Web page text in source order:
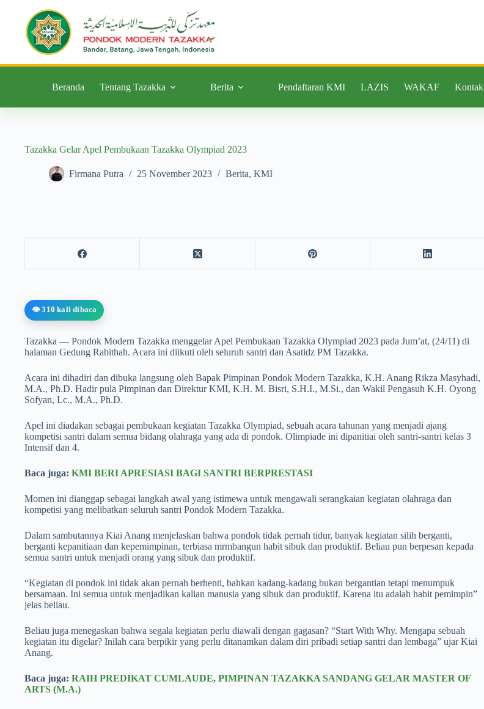
Beranda Tentang Tazakka Berita Pendaftaran KMI LAZIS WAKAF Kontak
Tazakka Gelar Apel Pembukaan Tazakka Olympiad 2023
Firmana Putra 25 November 2023 Berita, KMI
👁️ 310 kali dibaca
Tazakka — Pondok Modern Tazakka menggelar Apel Pembukaan Tazakka Olympiad 2023 pada Jum’at, (24/11) di
halaman Gedung Rabithah. Acara ini diikuti oleh seluruh santri dan Asatidz PM Tazakka.
Acara ini dihadiri dan dibuka langsung oleh Bapak Pimpinan Pondok Modern Tazakka, K.H. Anang Rikza Masyhadi,
M.A., Ph.D. Hadir pula Pimpinan dan Direktur KMI, K.H. M. Bisri, S.H.I., M.Si., dan Wakil Pengasuh K.H. Oyong
Sofyan, Lc., M.A., Ph.D.
Apel ini diadakan sebagai pembukaan kegiatan Tazakka Olympiad, sebuah acara tahunan yang menjadi ajang
kompetisi santri dalam semua bidang olahraga yang ada di pondok. Olimpiade ini dipanitiai oleh santri-santri kelas 3
Intensif dan 4.
Baca juga: KMI BERI APRESIASI BAGI SANTRI BERPRESTASI
Momen ini dianggap sebagai langkah awal yang istimewa untuk mengawali serangkaian kegiatan olahraga dan
kompetisi yang melibatkan seluruh santri Pondok Modern Tazakka.
Dalam sambutannya Kiai Anang menjelaskan bahwa pondok tidak pernah tidur, banyak kegiatan silih berganti,
berganti kepanitiaan dan kepemimpinan, terbiasa mrmbangun habit sibuk dan produktif. Beliau pun berpesan kepada
semua santri untuk menjadi orang yang sibuk dan produktif.
“Kegiatan di pondok ini tidak akan pernah berhenti, bahkan kadang-kadang bukan bergantian tetapi menumpuk
bersamaan. Ini semua untuk menjadikan kalian manusia yang sibuk dan produktif. Karena itu adalah habit pemimpin”
jelas beliau.
Beliau juga menegaskan bahwa segala kegiatan perlu diawali dengan gagasan? “Start With Why. Mengapa sebuah
kegiatan itu digelar? Inilah cara berpikir yang perlu ditanamkan dalam diri pribadi setiap santri dan lembaga” ujar Kiai
Anang.
Baca juga: RAIH PREDIKAT CUMLAUDE, PIMPINAN TAZAKKA SANDANG GELAR MASTER OF
ARTS (M.A.)